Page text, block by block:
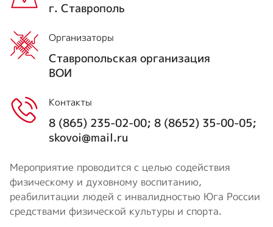
г. Ставрополь
Организаторы
Ставропольская организация
ВОИ
Контакты
8 (865) 235-02-00; 8 (8652) 35-00-05;
skovoi@mail.ru
Мероприятие проводится с целью содействия
физическому и духовному воспитанию,
реабилитации людей с инвалидностью Юга России
средствами физической культуры и спорта.